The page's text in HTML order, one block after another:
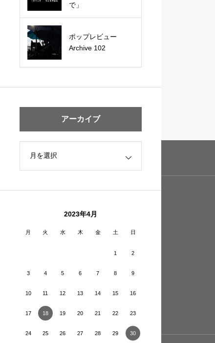
で」
ポップレビュー
Archive 102
アーカイブ
2023年4月
月 火 水 木 金 土 日
1 2
3 4 5 6 7 8 9
10 11 12 13 14 15 16
17 18 19 20 21 22 23
24 25 26 27 28 29 30